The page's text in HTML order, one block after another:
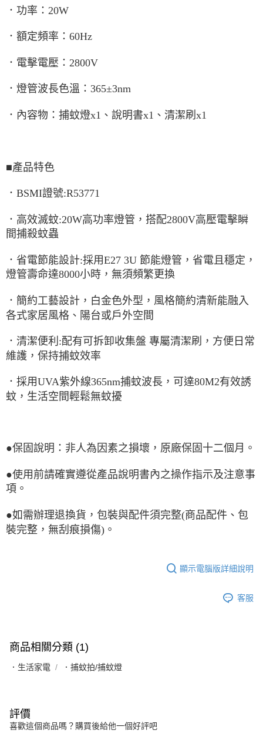
．功率：20W
．額定頻率：60Hz
．電擊電壓：2800V
．燈管波長色溫：365±3nm
．內容物：捕蚊燈x1、說明書x1、清潔刷x1
■產品特色
．BSMI證號:R53771
．高效滅蚊:20W高功率燈管，搭配2800V高壓電擊瞬
間捕殺蚊蟲
．省電節能設計:採用E27 3U 節能燈管，省電且穩定，
燈管壽命達8000小時，無須頻繁更換
．簡約工藝設計，白金色外型，風格簡約清新能融入
各式家居風格、陽台或戶外空間
．清潔便利:配有可拆卸收集盤 專屬清潔刷，方便日常
維護，保持捕蚊效率
．採用UVA紫外線365nm捕蚊波長，可達80M2有效誘
蚊，生活空間輕鬆無蚊擾
●保固說明：非人為因素之損壞，原廠保固十二個月。
●使用前請確實遵從產品說明書內之操作指示及注意事
項。
●如需辦理退換貨，包裝與配件須完整(商品配件、包
裝完整，無刮痕損傷)。
顯示電腦版詳細說明
客服
商品相關分類 (1)
．生活家電 ．捕蚊拍/捕蚊燈
評價
喜歡這個商品嗎？購買後給他一個好評吧